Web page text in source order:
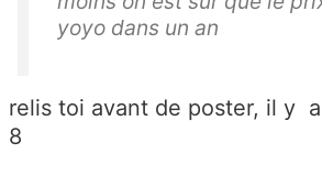
yoyo dans un an
relis toi avant de poster, il y
8